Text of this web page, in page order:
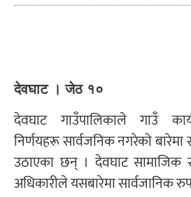
देवघाट । जेठ १०
देवघाट गाउँपालिकाले गाउँ
निर्णयहरू सार्वजनिक नगरेको बारेमा
उठाएका छन् । देवघाट सामाजिक
अधिकारीले यसबारेमा सार्वजानिक